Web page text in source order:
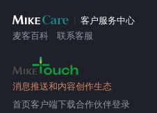
客户服务中心
麦客百科
联系客服
消息推送和内容创作生态
首页客户端下载合作伙伴登录